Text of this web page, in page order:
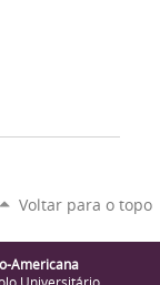
Voltar para o topo
Americana